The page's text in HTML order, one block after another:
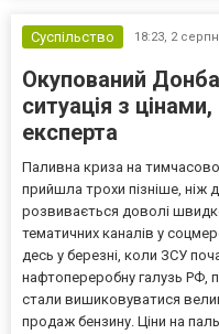
Суспільство 18:23, 2
Окупований
ситуація з
експерта
Паливна криза на
прийшла трохи пізніше, ніж
розвивається доволі
тематичних каналів у
десь у березні, коли ЗСУ
нафтопереробну галузь РФ,
стали вишиковуватися
продаж бензину. Ціни на